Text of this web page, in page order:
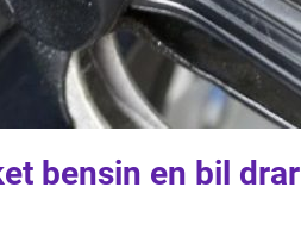
bensin en bil drar